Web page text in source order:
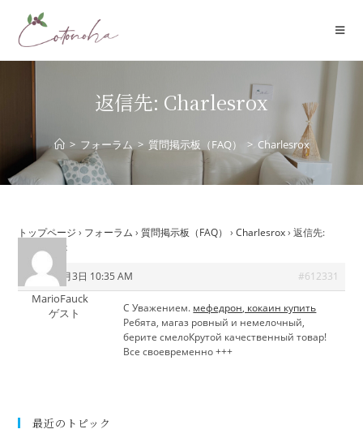
返信先: Charlesrox
> フォーラム > 質問掲示板（FAQ） > Charlesrox
トップページ › フォーラム › 質問掲示板（FAQ） › Charlesrox › 返信先:
Charlesrox
2026年6月3日 10:35 AM #612331
MarioFauck
ゲスト
С Уважением. мефедрон, кокаин купить
Ребята, магаз ровный и немелочный,
берите смелоКрутой качественный товар!
Все своевременно +++
最近のトピック